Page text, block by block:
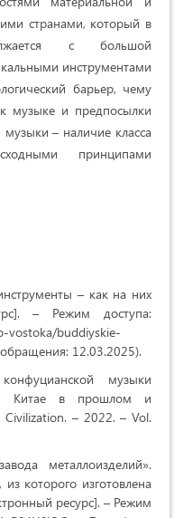
странами, который в
с большой
инструментами
барьер, чему
музыке и предпосылки
музыки – наличие класса
принципами
– как на них
– Режим доступа:
vostoka/buddiyskie-
12.03.2025).
музыки
в Китае в прошлом и
– 2022. – Vol.
металлоизделий».
которого изготовлена
ресурс]. – Режим